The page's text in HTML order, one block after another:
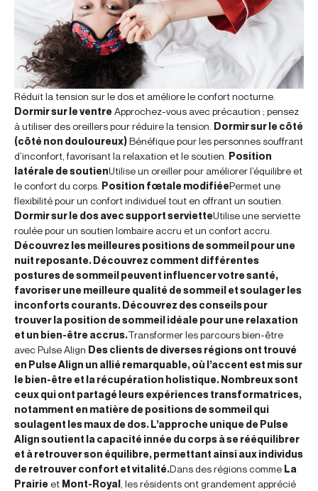
Réduit la tension sur le dos et améliore le confort nocturne.
Dormir sur le ventreApprochez-vous avec précaution ; pensez
à utiliser des oreillers pour réduire la tension. Dormir sur le côté
(côté non douloureux)Bénéfique pour les personnes souffrant
d’inconfort, favorisant la relaxation et le soutien. Position
latérale de soutienUtilise un oreiller pour améliorer l’équilibre et
le confort du corps. Position fœtale modifiéePermet une
flexibilité pour un confort individuel tout en offrant un soutien.
Dormir sur le dos avec support servietteUtilise une serviette
roulée pour un soutien lombaire accru et un confort accru.
Découvrez les meilleures positions de sommeil pour une
nuit reposante. Découvrez comment différentes
postures de sommeil peuvent influencer votre santé,
favoriser une meilleure qualité de sommeil et soulager les
inconforts courants. Découvrez des conseils pour
trouver la position de sommeil idéale pour une relaxation
et un bien-être accrus.Transformer les parcours bien-être
avec Pulse Align Des clients de diverses régions ont trouvé
en Pulse Align un allié remarquable, où l’accent est mis sur
le bien-être et la récupération holistique. Nombreux sont
ceux qui ont partagé leurs expériences transformatrices,
notamment en matière de positions de sommeil qui
soulagent les maux de dos. L’approche unique de Pulse
Align soutient la capacité innée du corps à se rééquilibrer
et à retrouver son équilibre, permettant ainsi aux individus
de retrouver confort et vitalité.Dans des régions comme La
Prairieet Mont-Royal , les résidents ont grandement apprécié